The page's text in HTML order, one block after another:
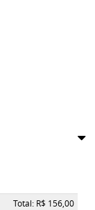
Total: R$ 156,00